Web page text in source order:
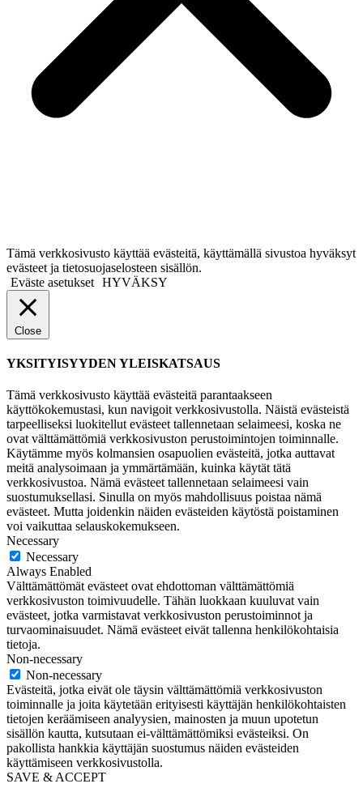
Tämä verkkosivusto käyttää evästeitä, käyttämällä sivustoa hyväksyt
evästeet ja tietosuojaselosteen sisällön.
Eväste asetukset HYVÄKSY
Close
YKSITYISYYDEN YLEISKATSAUS
Tämä verkkosivusto käyttää evästeitä parantaakseen
käyttökokemustasi, kun navigoit verkkosivustolla. Näistä evästeistä
tarpeelliseksi luokitellut evästeet tallennetaan selaimeesi, koska ne
ovat välttämättömiä verkkosivuston perustoimintojen toiminnalle.
Käytämme myös kolmansien osapuolien evästeitä, jotka auttavat
meitä analysoimaan ja ymmärtämään, kuinka käytät tätä
verkkosivustoa. Nämä evästeet tallennetaan selaimeesi vain
suostumuksellasi. Sinulla on myös mahdollisuus poistaa nämä
evästeet. Mutta joidenkin näiden evästeiden käytöstä poistaminen
voi vaikuttaa selauskokemukseen.
Necessary
Necessary
Always Enabled
Välttämättömät evästeet ovat ehdottoman välttämättömiä
verkkosivuston toimivuudelle. Tähän luokkaan kuuluvat vain
evästeet, jotka varmistavat verkkosivuston perustoiminnot ja
turvaominaisuudet. Nämä evästeet eivät tallenna henkilökohtaisia
tietoja.
Non-necessary
Non-necessary
Evästeitä, jotka eivät ole täysin välttämättömiä verkkosivuston
toiminnalle ja joita käytetään erityisesti käyttäjän henkilökohtaisten
tietojen keräämiseen analyysien, mainosten ja muun upotetun
sisällön kautta, kutsutaan ei-välttämättömiksi evästeiksi. On
pakollista hankkia käyttäjän suostumus näiden evästeiden
käyttämiseen verkkosivustolla.
SAVE & ACCEPT